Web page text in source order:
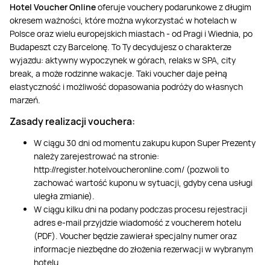
Hotel Voucher Onlineoferuje vouchery podarunkowe z długim
okresem ważności, które można wykorzystać w hotelach w
Polsce oraz wielu europejskich miastach - od Pragi i Wiednia, po
Budapeszt czy Barcelonę. To Ty decydujesz o charakterze
wyjazdu: aktywny wypoczynek w górach, relaks w SPA, city
break, a może rodzinne wakacje. Taki voucher daje pełną
elastyczność i możliwość dopasowania podróży do własnych
marzeń.
Zasady realizacji vouchera:
W ciągu 30 dni od momentu zakupu kupon Super Prezenty
należy zarejestrować na stronie:
http://register.hotelvoucheronline.com/ (pozwoli to
zachować wartość kuponu w sytuacji, gdyby cena usługi
uległa zmianie).
W ciągu kilku dni na podany podczas procesu rejestracji
adres e-mail przyjdzie wiadomość z voucherem hotelu
(PDF). Voucher będzie zawierał specjalny numer oraz
informacje niezbędne do złożenia rezerwacji w wybranym
hotelu.